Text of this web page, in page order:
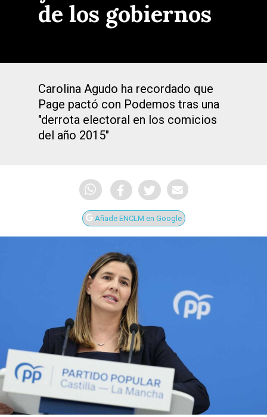
de los gobiernos
Carolina Agudo ha recordado que
Page pactó con Podemos tras una
"derrota electoral en los comicios
del año 2015"
Añade ENCLM en Google